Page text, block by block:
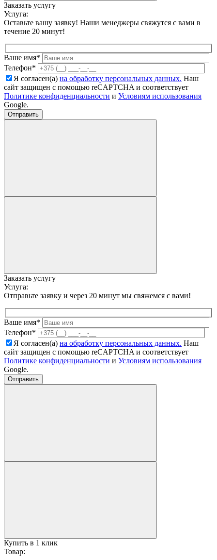
Заказать услугу
Услуга:
Оставьте вашу заявку! Наши менеджеры свяжутся с вами в
течение 20 минут!
Ваше имя*
Телефон*
Я согласен(а) на обработку персональных данных. Наш
сайт защищен с помощью reCAPTCHA и соответствует
Политике конфиденциальности и Условиям использования
Google.
Заказать услугу
Услуга:
Отправьте заявку и через 20 минут мы свяжемся с вами!
Ваше имя*
Телефон*
Я согласен(а) на обработку персональных данных. Наш
сайт защищен с помощью reCAPTCHA и соответствует
Политике конфиденциальности и Условиям использования
Google.
Купить в 1 клик
Товар: